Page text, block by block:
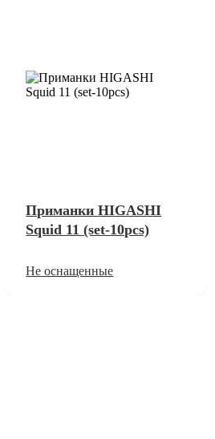
Приманки HIGASHI
Squid 11 (set-10pcs)
Не оснащенные